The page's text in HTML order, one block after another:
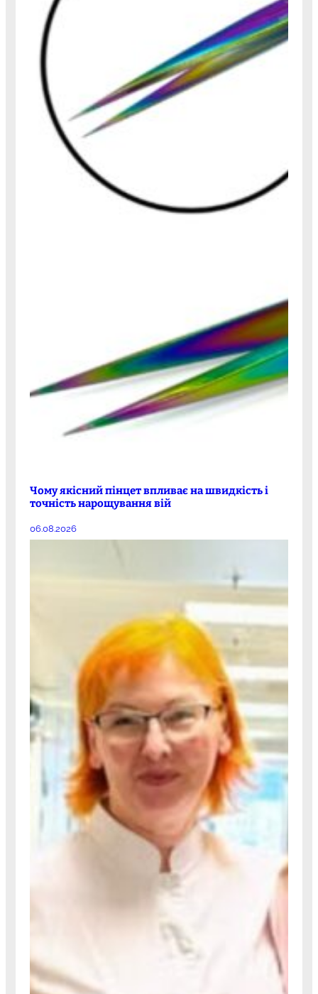
Чому якісний пінцет впливає на швидкість і
точність нарощування вій
06.08.2026